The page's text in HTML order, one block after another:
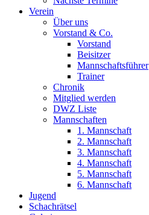
Verein
Über uns
Vorstand & Co.
Vorstand
Beisitzer
Mannschaftsführer
Trainer
Chronik
Mitglied werden
DWZ Liste
Mannschaften
1. Mannschaft
2. Mannschaft
3. Mannschaft
4. Mannschaft
5. Mannschaft
6. Mannschaft
Jugend
Schachrätsel